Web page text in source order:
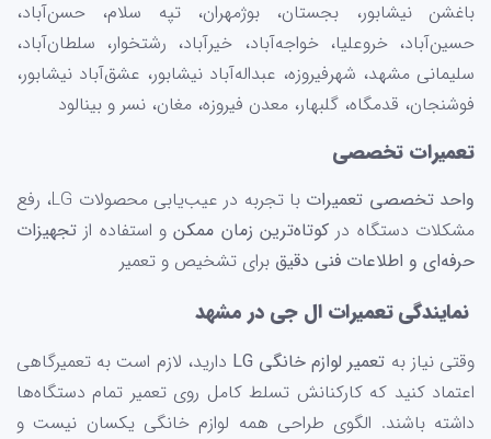
باغشن نیشابور، بجستان، بوژمهران، تپه سلام، حسن‌آباد،
حسین‌آباد، خروعلیا، خواجه‌آباد، خیرآباد، رشتخوار، سلطان‌آباد،
سلیمانی مشهد، شهرفیروزه، عبداله‌آباد نیشابور، عشق‌آباد نیشابور،
فوشنجان، قدمگاه، گلبهار، معدن فیروزه، مغان، نسر و بینالود
تعمیرات تخصصی
واحد تخصصی تعمیرات
با تجربه در عیب‌یابی محصولات LG، رفع
مشکلات دستگاه در کوتاه‌ترین زمان ممکنو استفاده از تجهیزات
حرفه‌ای و اطلاعات فنی دقیق برای تشخیص و تعمیر
نمایندگی تعمیرات ال جی در مشهد
وقتی نیاز به تعمیر لوازم خانگی LG
دارید، لازم است به تعمیرگاهی
اعتماد کنید که کارکنانش تسلط کامل روی تعمیر تمام دستگاه‌ها
داشته ‌باشند. الگوی طراحی همه لوازم خانگی یکسان نیست و